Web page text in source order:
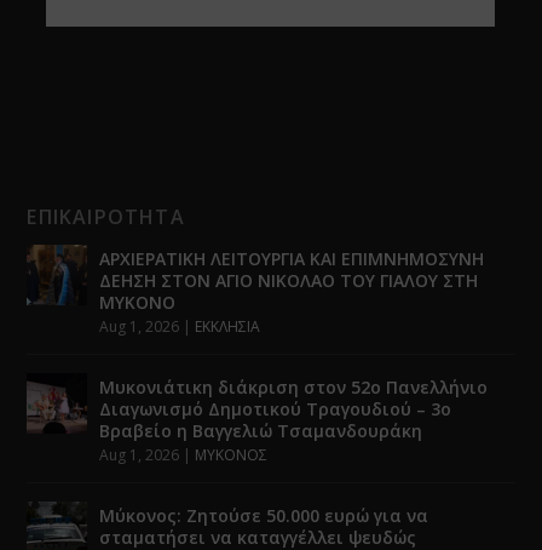
ΕΠΙΚΑΙΡΟΤΗΤΑ
ΑΡΧΙΕΡΑΤΙΚΗ ΛΕΙΤΟΥΡΓΙΑ ΚΑΙ ΕΠΙΜΝΗΜΟΣΥΝΗ
ΔΕΗΣΗ ΣΤΟΝ ΑΓΙΟ ΝΙΚΟΛΑΟ ΤΟΥ ΓΙΑΛΟΥ ΣΤΗ
ΜΥΚΟΝΟ
Aug 1, 2026 | ΕΚΚΛΗΣΙΑ
Μυκονιάτικη διάκριση στον 52ο Πανελλήνιο
Διαγωνισμό Δημοτικού Τραγουδιού – 3ο
Βραβείο η Βαγγελιώ Τσαμανδουράκη
Aug 1, 2026 | ΜΥΚΟΝΟΣ
Μύκονος: Ζητούσε 50.000 ευρώ για να
σταματήσει να καταγγέλλει ψευδώς